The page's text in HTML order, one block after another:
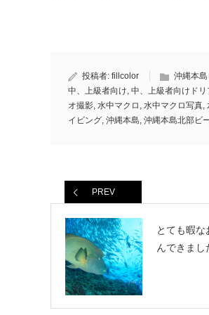
投稿者: fillcolor 沖縄本
中、上級者向け, 中、上級者向けド
オ撮影, 水中マクロ , 水中マクロ写真,
イビング, 沖縄本島, 沖縄本島北部ビ
PREV
とても暇
んできま